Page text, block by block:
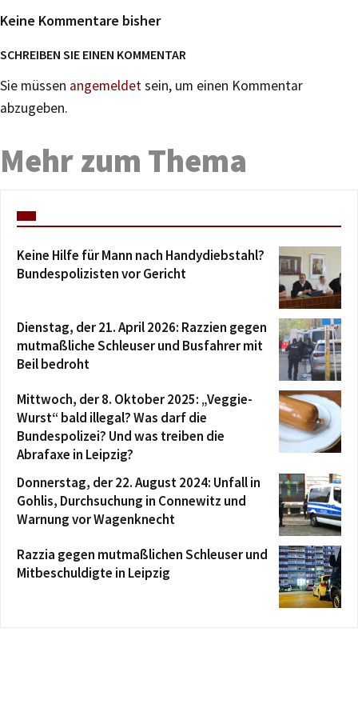
Keine Kommentare bisher
SCHREIBEN SIE EINEN KOMMENTAR
Sie müssen angemeldetsein, um einen Kommentar
abzugeben.
Mehr zum Thema
Keine Hilfe für Mann nach Handydiebstahl?
Bundespolizisten vor Gericht
Dienstag, der 21. April 2026: Razzien gegen
mutmaßliche Schleuser und Busfahrer mit
Beil bedroht
Mittwoch, der 8. Oktober 2025: „Veggie-
Wurst“ bald illegal? Was darf die
Bundespolizei? Und was treiben die
Abrafaxe in Leipzig?
Donnerstag, der 22. August 2024: Unfall in
Gohlis, Durchsuchung in Connewitz und
Warnung vor Wagenknecht
Razzia gegen mutmaßlichen Schleuser und
Mitbeschuldigte in Leipzig